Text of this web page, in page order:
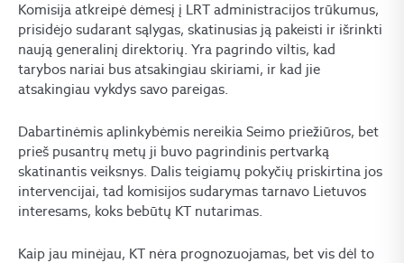
Komisija atkreipė dėmesį į LRT administracijos trūkumus,
prisidėjo sudarant sąlygas, skatinusias ją pakeisti ir išrinkti
naują generalinį direktorių. Yra pagrindo viltis, kad
tarybos nariai bus atsakingiau skiriami, ir kad jie
atsakingiau vykdys savo pareigas.
Dabartinėmis aplinkybėmis nereikia Seimo priežiūros, bet
prieš pusantrų metų ji buvo pagrindinis pertvarką
skatinantis veiksnys. Dalis teigiamų pokyčių priskirtina jos
intervencijai, tad komisijos sudarymas tarnavo Lietuvos
interesams, koks bebūtų KT nutarimas.
Kaip jau minėjau, KT nėra prognozuojamas, bet vis dėl to